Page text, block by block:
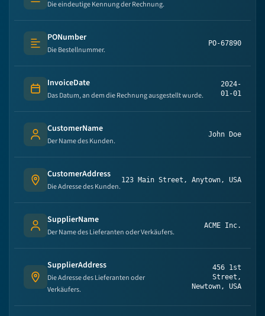
Text (multi-lines)
Die eindeutige Kennung der Rechnung.
Text (multi-lines)
PONumber
Die Bestellnummer.
PO-67890
Date
InvoiceDate
Das Datum, an dem die Rechnung ausgestellt wurde.
2024-
01-01
Person's name
CustomerName
Der Name des Kunden.
John Doe
Address
CustomerAddress
Die Adresse des Kunden.
123 Main Street, Anytown, USA
Person's name
SupplierName
Der Name des Lieferanten oder Verkäufers.
ACME Inc.
Address
SupplierAddress
Die Adresse des Lieferanten oder
Verkäufers.
456 1st
Street,
Newtown, USA